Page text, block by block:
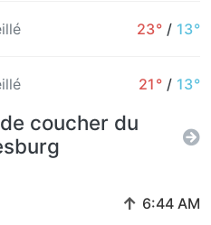
23° / 13°
21° / 13°
coucher du
↑ 6:44 AM